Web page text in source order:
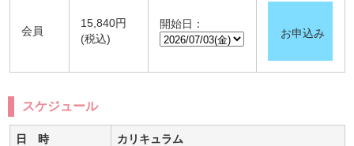
会員
15,840円
(税込)
開始日：
お申込み
スケジュール
日 時 カリキュラム